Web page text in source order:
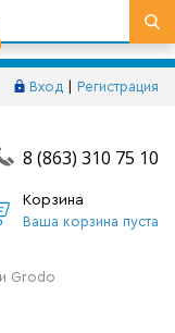
Вход Регистрация
8 (863) 310 75 10
Корзина
Ваша корзина пуста
Grodo